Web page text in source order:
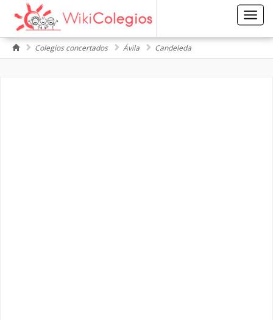
Colegios concertados Ávila Candeleda